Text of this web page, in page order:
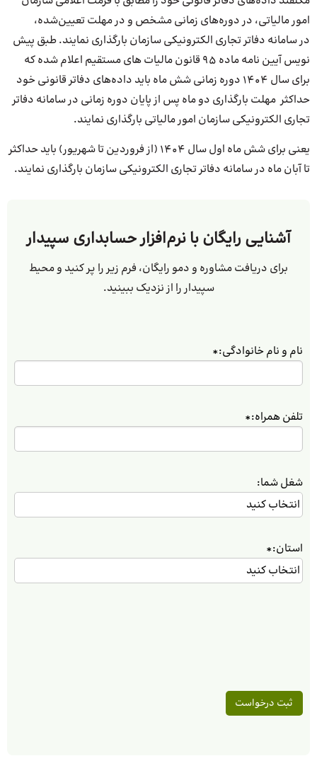
امور مالیاتی، در دوره‌های زمانی مشخص و در مهلت تعیین‌شده،
در سامانه دفاتر تجاری الکترونیکی سازمان بارگذاری نمایند. طبق پیش
نویس آیین نامه ماده ۹۵ قانون مالیات های مستقیم اعلام شده که
برای سال ۱۴۰۴ دوره زمانی شش ماه باید داده‌های دفاتر قانونی خود
حداکثر مهلت بارگذاری دو ماه پس از پایان دوره زمانی در سامانه دفاتر
تجاری الکترونیکی سازمان امور مالیاتی بارگذاری نمایند.
یعنی برای شش ماه اول سال ۱۴۰۴ (از فروردین تا شهریور) باید حداکثر
تا آبان ماه در سامانه دفاتر تجاری الکترونیکی سازمان بارگذاری نمایند.
آشنایی رایگان با نرم‌افزار حسابداری سپیدار
برای دریافت مشاوره و دمو رایگان، فرم زیر را پر کنید و محیط
سپیدار را از نزدیک ببینید.
نام و نام خانوادگی:*
تلفن همراه:*
شغل شما:
استان:*